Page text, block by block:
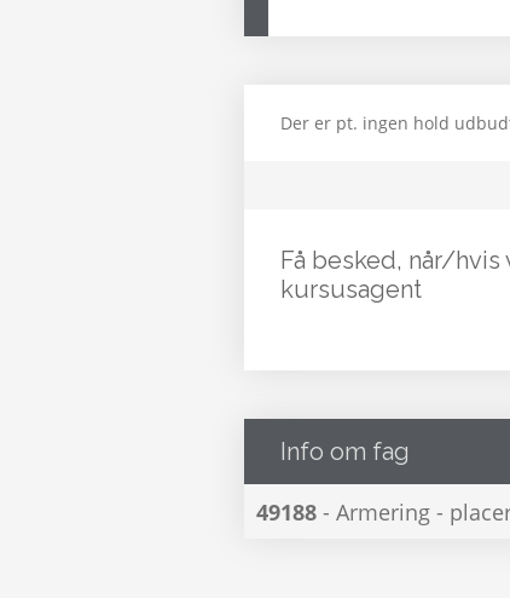
Der er pt. ingen hold
Få besked, når/
kursusagent
Info om fag
49188 - Armering -